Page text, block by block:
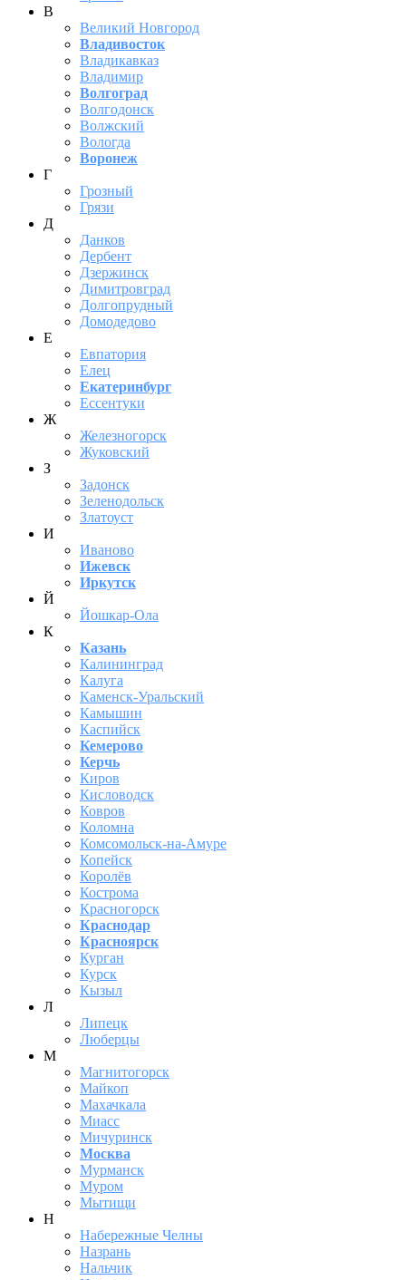
В
Великий Новгород
Владивосток
Владикавказ
Владимир
Волгоград
Волгодонск
Волжский
Вологда
Воронеж
Г
Грозный
Грязи
Д
Данков
Дербент
Дзержинск
Димитровград
Долгопрудный
Домодедово
Е
Евпатория
Елец
Екатеринбург
Ессентуки
Ж
Железногорск
Жуковский
З
Задонск
Зеленодольск
Златоуст
И
Иваново
Ижевск
Иркутск
Й
Йошкар-Ола
К
Казань
Калининград
Калуга
Каменск-Уральский
Камышин
Каспийск
Кемерово
Керчь
Киров
Кисловодск
Ковров
Коломна
Комсомольск-на-Амуре
Копейск
Королёв
Кострома
Красногорск
Краснодар
Красноярск
Курган
Курск
Кызыл
Л
Липецк
Люберцы
М
Магнитогорск
Майкоп
Махачкала
Миасс
Мичуринск
Москва
Мурманск
Муром
Мытищи
Н
Набережные Челны
Назрань
Нальчик